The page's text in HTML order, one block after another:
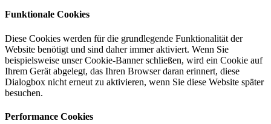
Funktionale Cookies
Diese Cookies werden für die grundlegende Funktionalität der
Website benötigt und sind daher immer aktiviert. Wenn Sie
beispielsweise unser Cookie-Banner schließen, wird ein Cookie auf
Ihrem Gerät abgelegt, das Ihren Browser daran erinnert, diese
Dialogbox nicht erneut zu aktivieren, wenn Sie diese Website später
besuchen.
Performance Cookies